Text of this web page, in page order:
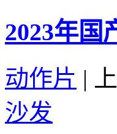
2023年国
动作片 |
沙发